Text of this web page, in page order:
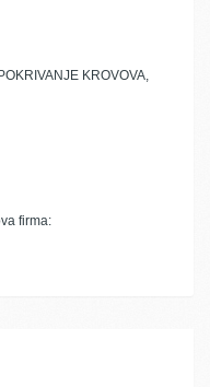
KROVOVA,
firma: